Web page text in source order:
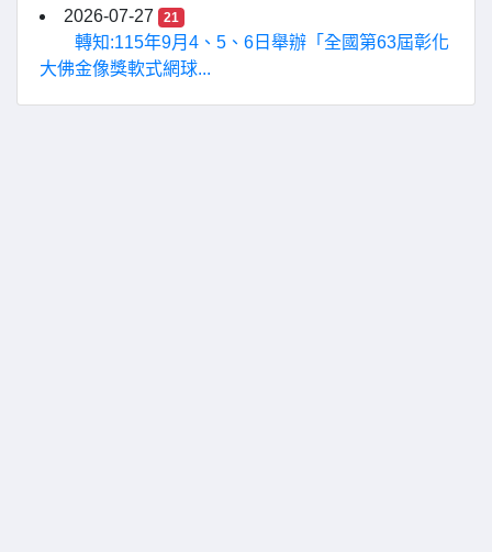
2026-07-27
21
轉知:115年9月4、5、6日舉辦「全國第63屆彰化
大佛金像獎軟式網球...